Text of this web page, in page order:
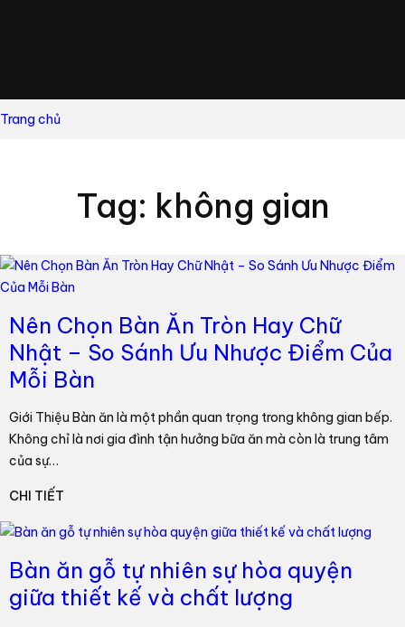
Trang chủ
Tag: không gian
Nên Chọn Bàn Ăn Tròn Hay Chữ
Nhật – So Sánh Ưu Nhược Điểm Của
Mỗi Bàn
Giới Thiệu Bàn ăn là một phần quan trọng trong không gian bếp.
Không chỉ là nơi gia đình tận hưởng bữa ăn mà còn là trung tâm
của sự…
CHI TIẾT
Bàn ăn gỗ tự nhiên sự hòa quyện
giữa thiết kế và chất lượng